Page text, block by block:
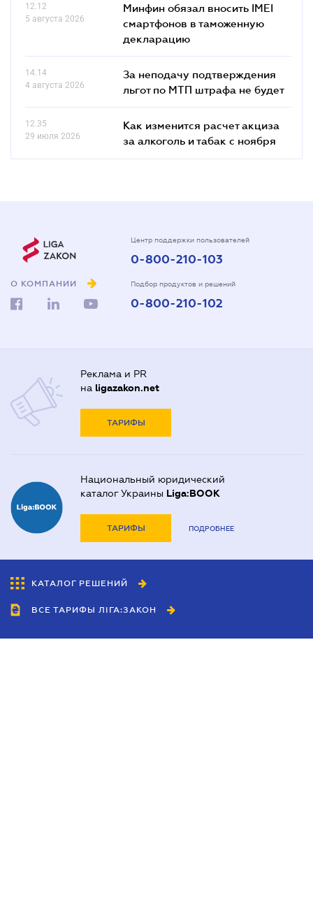
12.12
5 августа 2026
Минфин обязал вносить IMEI
смартфонов в таможенную
декларацию
14.14
4 августа 2026
За неподачу подтверждения
льгот по МТП штрафа не будет
12.35
29 июля 2026
Как изменится расчет акциза
за алкоголь и табак с ноября
О КОМПАНИИ
Центр поддержки пользователей
0-800-210-103
Подбор продуктов и решений
0-800-210-102
Реклама и PR
на ligazakon.net
ТАРИФЫ
Национальный юридический
каталог Украины Liga:BOOK
ТАРИФЫ ПОДРОБНЕЕ
КАТАЛОГ РЕШЕНИЙ
ВСЕ ТАРИФЫ ЛІГА:ЗАКОН